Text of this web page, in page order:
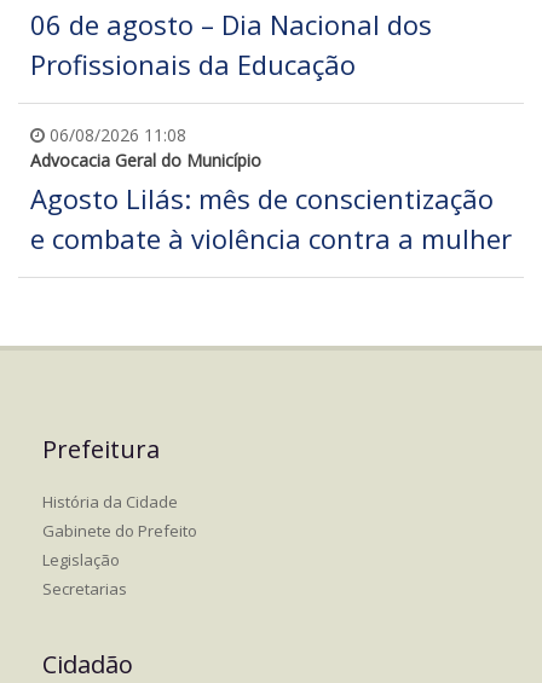
06 de agosto – Dia Nacional dos
Profissionais da Educação
06/08/2026 11:08
Advocacia Geral do Município
Agosto Lilás: mês de conscientização
e combate à violência contra a mulher
Prefeitura
História da Cidade
Gabinete do Prefeito
Legislação
Secretarias
Cidadão